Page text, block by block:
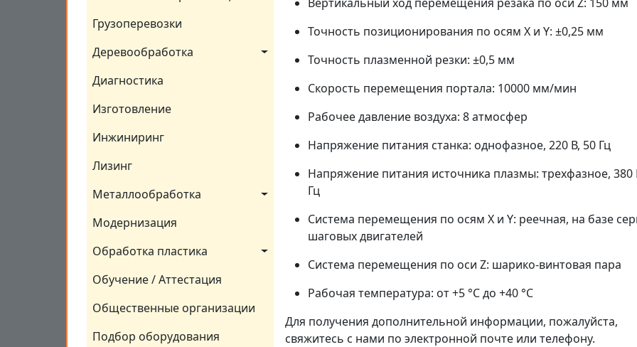
Грузоперевозки
Деревообработка
Диагностика
Изготовление
Инжиниринг
Лизинг
Металлообработка
Модернизация
Обработка пластика
Обучение / Аттестация
Общественные организации
Подбор оборудования
Точность позиционирования по осям X и Y: ±0,25 мм
Точность плазменной резки: ±0,5 мм
Скорость перемещения портала: 10000 мм/мин
Рабочее давление воздуха: 8 атмосфер
Напряжение питания станка: однофазное, 220 В, 50 Гц
Напряжение питания источника плазмы: трехфазное, 380
Гц
Система перемещения по осям X и Y: реечная, на базе
шаговых двигателей
Система перемещения по оси Z: шарико-винтовая пара
Рабочая температура: от +5 °C до +40 °C
Для получения дополнительной информации, пожалуйста,
свяжитесь с нами по электронной почте или телефону.